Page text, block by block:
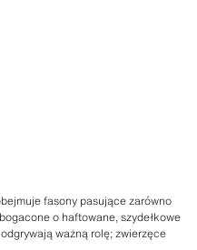
fasony pasujące zarówno
o haftowane, szydełkowe
ważną rolę; zwierzęce